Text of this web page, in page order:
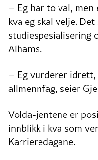
– Eg har to val, men
kva eg skal velje.
studiespesialisering
Alhams.
– Eg vurderer idrett,
allmennfag, seier
Volda-jentene er
innblikk i kva som
Karrieredagane.